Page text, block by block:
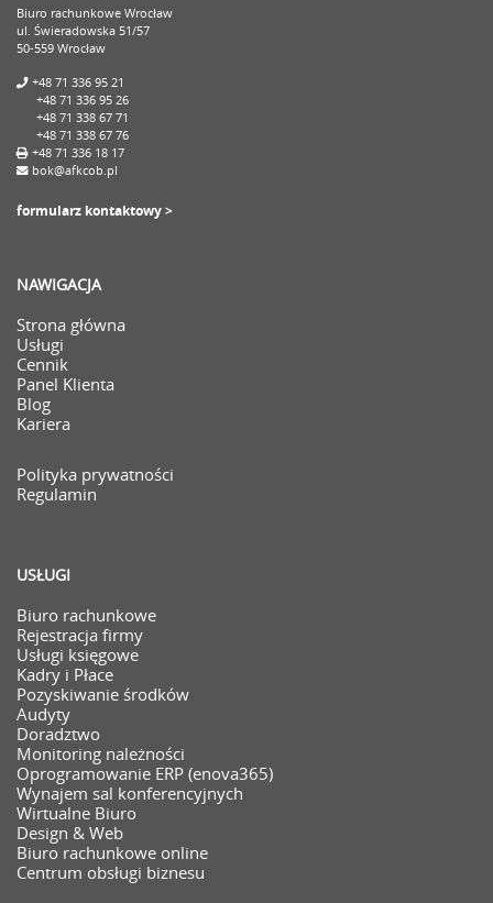
Biuro rachunkowe Wrocław
ul. Świeradowska 51/57
50-559 Wrocław
+48 71 336 95 21
+48 71 336 95 26
+48 71 338 67 71
+48 71 338 67 76
+48 71 336 18 17
bok@afkcob.pl
formularz kontaktowy >
NAWIGACJA
Strona główna
Usługi
Cennik
Panel Klienta
Blog
Kariera
Polityka prywatności
Regulamin
USŁUGI
Biuro rachunkowe
Rejestracja firmy
Usługi księgowe
Kadry i Płace
Pozyskiwanie środków
Audyty
Doradztwo
Monitoring należności
Oprogramowanie ERP (enova365)
Wynajem sal konferencyjnych
Wirtualne Biuro
Design & Web
Biuro rachunkowe online
Centrum obsługi biznesu